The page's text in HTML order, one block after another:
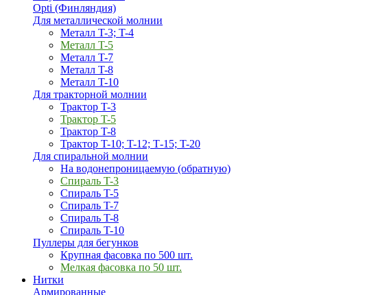
Opti (Финляндия)
Для металлической молнии
Металл T-3; T-4
Металл T-5
Металл T-7
Металл T-8
Металл T-10
Для тракторной молнии
Трактор T-3
Трактор T-5
Трактор T-8
Трактор T-10; T-12; Т-15; T-20
Для спиральной молнии
На водонепроницаемую (обратную)
Спираль T-3
Спираль T-5
Спираль T-7
Спираль T-8
Спираль T-10
Пуллеры для бегунков
Крупная фасовка по 500 шт.
Мелкая фасовка по 50 шт.
Нитки
Армированные